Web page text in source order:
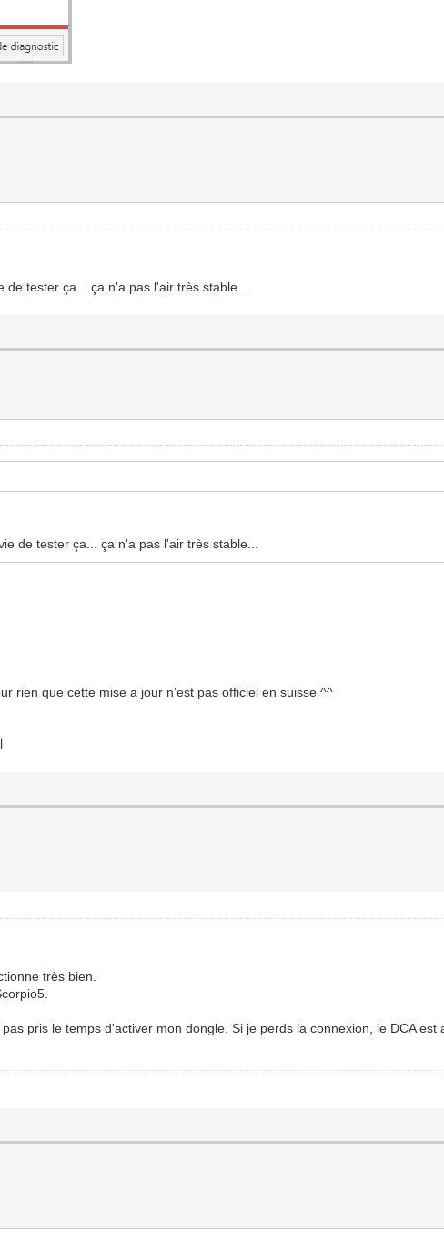
tester ça... ça n'a pas l'air très stable...
de tester ça... ça n'a pas l'air très stable...
rien que cette mise a jour n'est pas officiel en suisse ^^
très bien.
pris le temps d'activer mon dongle. Si je perds la connexion, le DCA